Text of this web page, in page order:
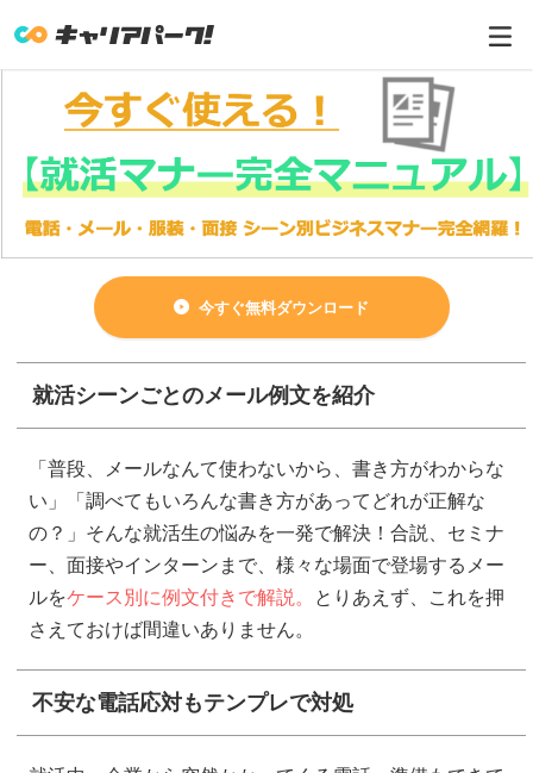
今すぐ無料ダウンロード
就活シーンごとのメール例文を紹介
「普段、メールなんて使わないから、書き方がわからな
い」「調べてもいろんな書き方があってどれが正解な
の？」そんな就活生の悩みを一発で解決！合説、セミナ
ー、面接やインターンまで、様々な場面で登場するメー
ルをケース別に例文付きで解説。 とりあえず、これを押
さえておけば間違いありません。
不安な電話応対もテンプレで対処